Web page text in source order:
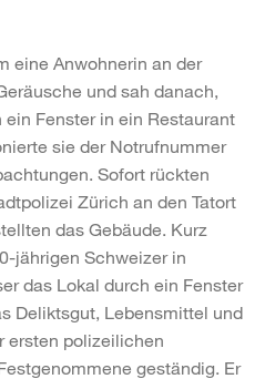
eine Anwohnerin an der
und sah danach,
Fenster in ein Restaurant
sie der Notrufnummer
Sofort rückten
Zürich an den Tatort
das Gebäude. Kurz
jährigen Schweizer in
das Lokal durch ein Fenster
Deliktsgut, Lebensmittel und
ersten polizeilichen
geständig. Er